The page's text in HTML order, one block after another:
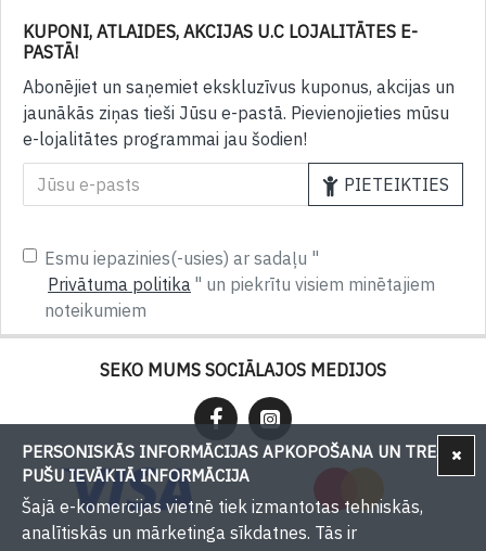
KUPONI, ATLAIDES, AKCIJAS U.C LOJALITĀTES E-
PASTĀ!
Abonējiet un saņemiet ekskluzīvus kuponus, akcijas un
jaunākās ziņas tieši Jūsu e-pastā. Pievienojieties mūsu
e-lojalitātes programmai jau šodien!
PIETEIKTIES
Esmu iepazinies(-usies) ar sadaļu "
Privātuma politika " un piekrītu visiem minētajiem
noteikumiem
SEKO MUMS SOCIĀLAJOS MEDIJOS
PERSONISKĀS INFORMĀCIJAS APKOPOŠANA UN TREŠU
PUŠU IEVĀKTĀ INFORMĀCIJA
Šajā e-komercijas vietnē tiek izmantotas tehniskās,
analītiskās un mārketinga sīkdatnes. Tās ir